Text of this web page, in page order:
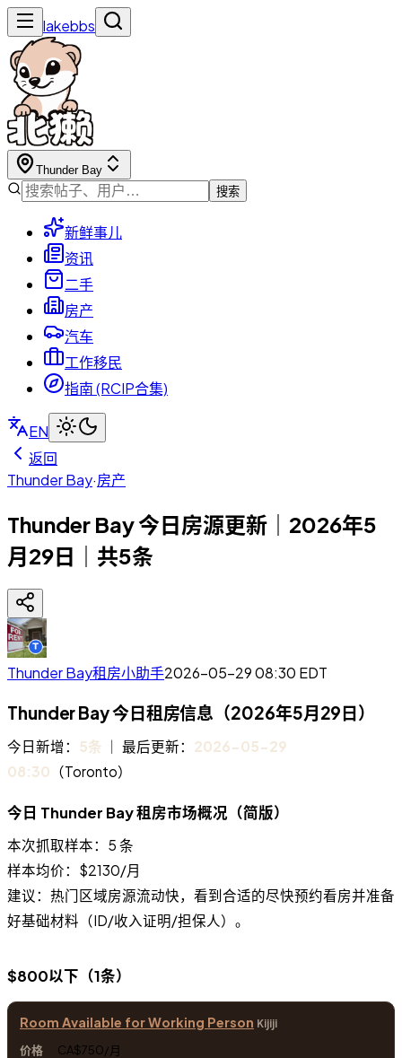
lakebbs
Thunder Bay
搜索
新鲜事儿
资讯
二手
房产
汽车
工作移民
指南 (RCIP合集)
EN
返回
Thunder Bay·房产
Thunder Bay 今日房源更新｜2026年5
月29日｜共5条
Thunder Bay租房小助手2026-05-29 08:30 EDT
Thunder Bay 今日租房信息（2026年5月29日）
今日新增： 5条 ｜ 最后更新： 2026-05-29
08:30 （Toronto）
今日 Thunder Bay 租房市场概况（简版）
本次抓取样本：5 条
样本均价：$2130/月
建议：热门区域房源流动快，看到合适的尽快预约看房并准备
好基础材料（ID/收入证明/担保人）。
$800以下（1条）
Room Available for Working Person Kijiji
CA$750/月